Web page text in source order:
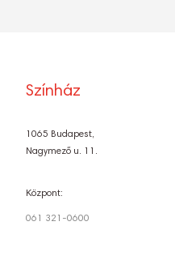
Színház
1065 Budapest,
Nagymező u. 11.
Központ:
061 321-0600